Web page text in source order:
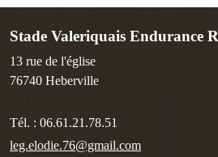
Stade Valeriquais Endurance
13 rue de l'église
76740 Heberville
Tél. : 06.61.21.78.51
leg.elodie.76@gmail.com